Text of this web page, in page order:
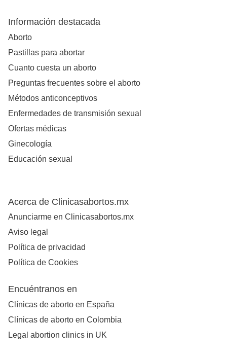
Información destacada
Aborto
Pastillas para abortar
Cuanto cuesta un aborto
Preguntas frecuentes sobre el aborto
Métodos anticonceptivos
Enfermedades de transmisión sexual
Ofertas médicas
Ginecología
Educación sexual
Acerca de Clinicasabortos.mx
Anunciarme en Clinicasabortos.mx
Aviso legal
Política de privacidad
Política de Cookies
Encuéntranos en
Clínicas de aborto en España
Clínicas de aborto en Colombia
Legal abortion clinics in UK